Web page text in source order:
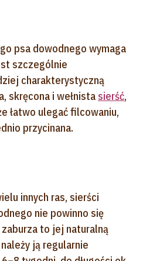
psa dowodnego wymaga
szczególnie
charakterystyczną
skręcona i wełnista sierść,
łatwo ulegać filcowaniu,
przycinana.
innych ras, sierści
nie powinno się
to jej naturalną
ją regularnie